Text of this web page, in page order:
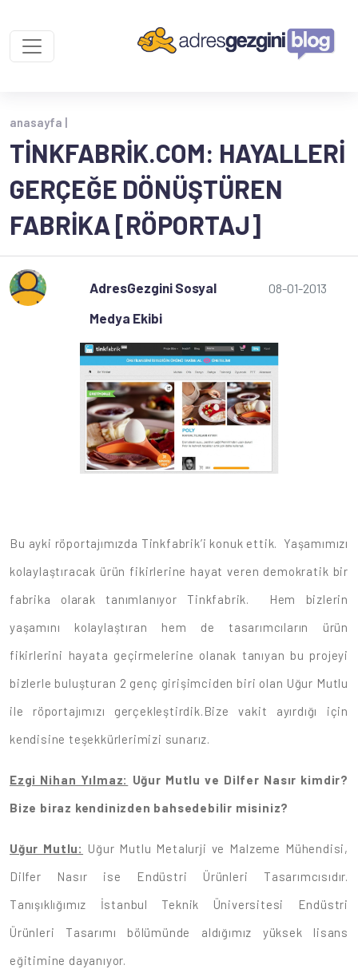
anasayfa |
TINKFABRIK.COM: HAYALLERI
GERÇEĞE DÖNÜŞTÜREN
FABRIKA [RÖPORTAJ]
AdresGezgini Sosyal
Medya Ekibi
08-01-2013
Bu ayki röportajımızda Tinkfabrik’i konuk ettik. Yaşamımızı
kolaylaştıracak ürün fikirlerine hayat veren demokratik bir
fabrika olarak tanımlanıyor Tinkfabrik. Hem bizlerin
yaşamını kolaylaştıran hem de tasarımcıların ürün
fikirlerini hayata geçirmelerine olanak tanıyan bu projeyi
bizlerle buluşturan 2 genç girişimciden biri olan Uğur Mutlu
ile röportajımızı gerçekleştirdik.Bize vakit ayırdığı için
kendisine teşekkürlerimizi sunarız.
Ezgi Nihan Yılmaz: Uğur Mutlu ve Dilfer Nasır kimdir?
Bize biraz kendinizden bahsedebilir misiniz?
Uğur Mutlu: Uğur Mutlu Metalurji ve Malzeme Mühendisi,
Dilfer Nasır ise Endüstri Ürünleri Tasarımcısıdır.
Tanışıklığımız İstanbul Teknik Üniversitesi Endüstri
Ürünleri Tasarımı bölümünde aldığımız yüksek lisans
eğitimine dayanıyor.